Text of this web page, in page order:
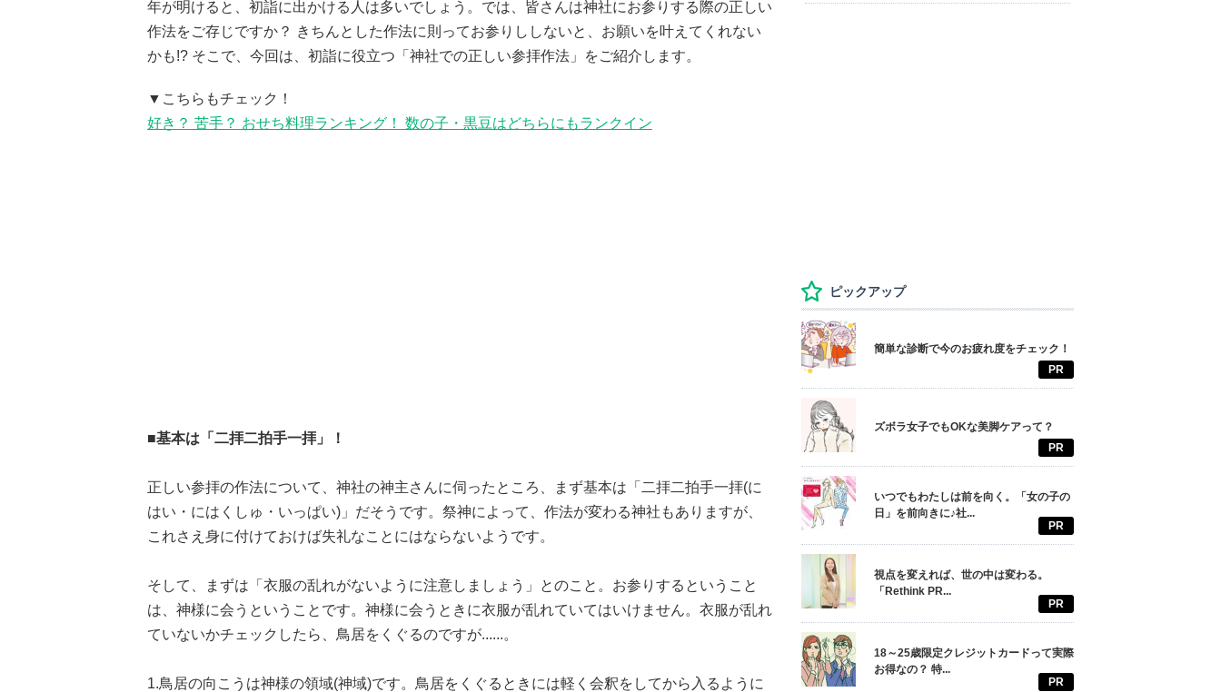
年が明けると、初詣に出かける人は多いでしょう。では、皆さんは神社にお参りする際の正しい
作法をご存じですか？ きちんとした作法に則ってお参りししないと、お願いを叶えてくれない
かも!? そこで、今回は、初詣に役立つ「神社での正しい参拝作法」をご紹介します。
▼こちらもチェック！
好き？ 苦手？ おせち料理ランキング！ 数の子・黒豆はどちらにもランクイン
■基本は「二拝二拍手一拝」！
正しい参拝の作法について、神社の神主さんに伺ったところ、まず基本は「二拝二拍手一拝(に
はい・にはくしゅ・いっぱい)」だそうです。祭神によって、作法が変わる神社もありますが、
これさえ身に付けておけば失礼なことにはならないようです。
そして、まずは「衣服の乱れがないように注意しましょう」とのこと。お参りするということ
は、神様に会うということです。神様に会うときに衣服が乱れていてはいけません。衣服が乱れ
ていないかチェックしたら、鳥居をくぐるのですが......。
1.鳥居の向こうは神様の領域(神域)です。鳥居をくぐるときには軽く会釈をしてから入るように
ピックアップ
簡単な診断で今のお疲れ度をチェック！
PR
ズボラ女子でもOKな美脚ケアって？
PR
いつでもわたしは前を向く。「女の子の
日」を前向きに♪社...
PR
視点を変えれば、世の中は変わる。
「Rethink PR...
PR
18～25歳限定クレジットカードって実際
お得なの？ 特...
PR